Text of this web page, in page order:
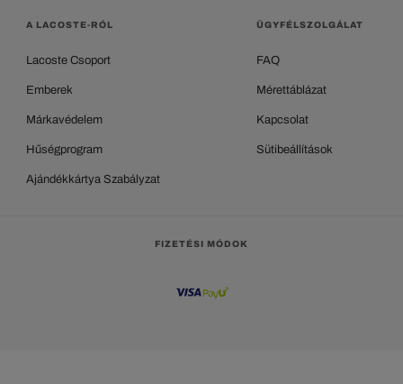
A LACOSTE-RÓL
Lacoste Csoport
Emberek
Márkavédelem
Hűségprogram
Ajándékkártya Szabályzat
ÜGYFÉLSZOLGÁLAT
FAQ
Mérettáblázat
Kapcsolat
Sütibeállítások
FIZETÉSI MÓDOK